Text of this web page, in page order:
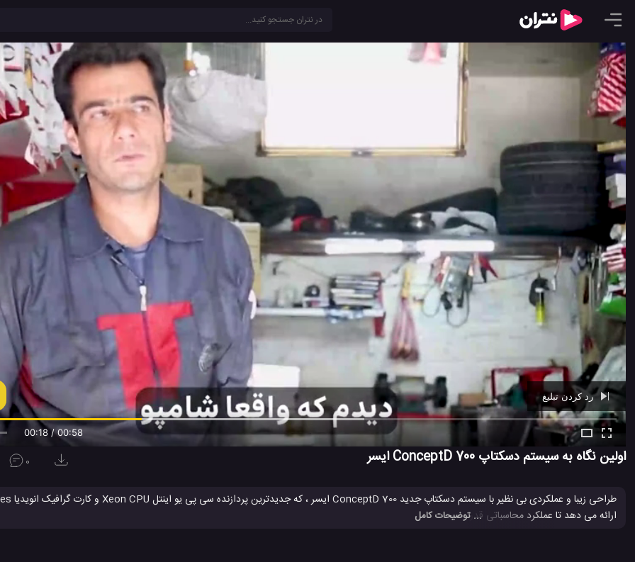
00:19 / 00:58
رد کردن تبلیغ
Ad - 00:39
اولین نگاه به سیستم دسکتاپ ConceptD 700 ایسر 0
ارائه می دهد تا عملکرد محاسباتی قدرتمند و قابل اطمینان را برای طراحی ، مدل سازی و ایجاد محتوا در زمان واقعی ارائه دهد.
... توضیحات کامل